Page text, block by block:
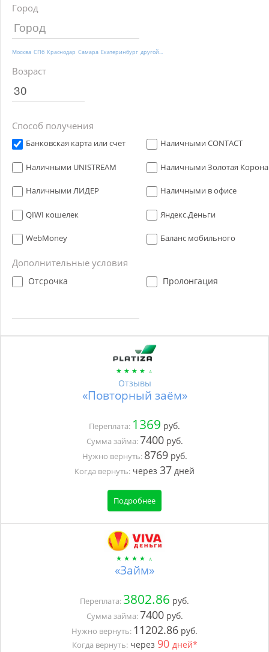
Город
Москва СПб Краснодар Самара Екатеринбург другой...
Возраст
Способ получения
Банковская карта или счет Наличными CONTACT
Наличными UNISTREAM Наличными Золотая Корона
Наличными ЛИДЕР Наличными в офисе
QIWI кошелек Яндекс.Деньги
WebMoney Баланс мобильного
Дополнительные условия
Отсрочка Пролонгация
Отзывы
«Повторный заём»
Переплата: 1369 руб.
Сумма займа:7400руб.
Нужно вернуть: 8769руб.
Когда вернуть: через 37 дней
Подробнее
«Займ»
Переплата: 3802.86 руб.
Сумма займа:7400руб.
Нужно вернуть: 11202.86 руб.
Когда вернуть:через 90 дней*